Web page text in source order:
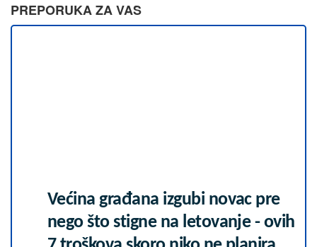
PREPORUKA ZA VAS
Većina građana izgubi novac pre
nego što stigne na letovanje - ovih